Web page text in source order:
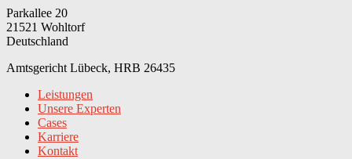
Parkallee 20
21521 Wohltorf
Deutschland
Amtsgericht Lübeck, HRB 26435
Leistungen
Unsere Experten
Cases
Karriere
Kontakt